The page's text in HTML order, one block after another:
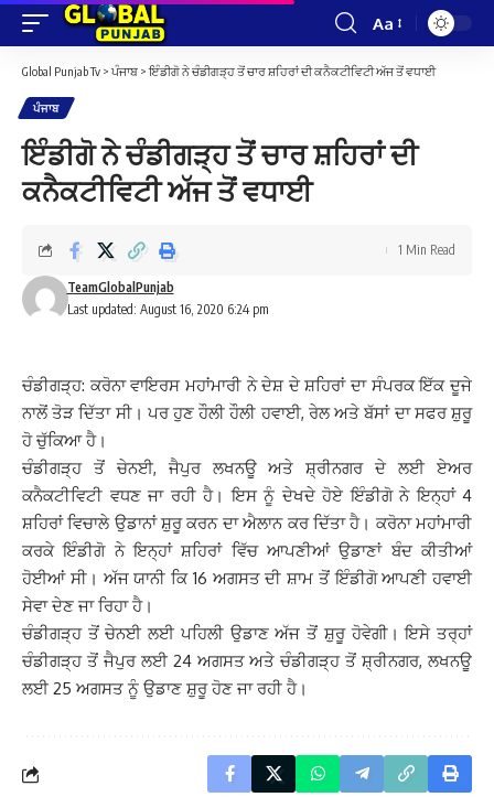
Font
Resizer
Aa
Global Punjab Tv > ਪੰਜਾਬ >ਇੰਡੀਗੋ ਨੇ ਚੰਡੀਗੜ੍ਹ ਤੋਂ ਚਾਰ ਸ਼ਹਿਰਾਂ ਦੀ ਕਨੈਕਟੀਵਿਟੀ ਅੱਜ ਤੋਂ ਵਧਾਈ
ਪੰਜਾਬ
ਇੰਡੀਗੋ ਨੇ ਚੰਡੀਗੜ੍ਹ ਤੋਂ ਚਾਰ ਸ਼ਹਿਰਾਂ ਦੀ
ਕਨੈਕਟੀਵਿਟੀ ਅੱਜ ਤੋਂ ਵਧਾਈ
Last updated: August 16, 2020 6:24 pm
TeamGlobalPunjab
1 Min Read
ਚੰਡੀਗੜ੍ਹ: ਕਰੋਨਾ ਵਾਇਰਸ ਮਹਾਂਮਾਰੀ ਨੇ ਦੇਸ਼ ਦੇ ਸ਼ਹਿਰਾਂ ਦਾ ਸੰਪਰਕ ਇੱਕ ਦੂਜੇ
ਨਾਲੋਂ ਤੋੜ ਦਿੱਤਾ ਸੀ। ਪਰ ਹੁਣ ਹੌਲੀ ਹੌਲੀ ਹਵਾਈ, ਰੇਲ ਅਤੇ ਬੱਸਾਂ ਦਾ ਸਫਰ ਸ਼ੁਰੂ
ਹੋ ਚੁੱਕਿਆ ਹੈ।
ਚੰਡੀਗੜ੍ਹ ਤੋਂ ਚੇਨਈ, ਜੈਪੁਰ ਲਖਨਊ ਅਤੇ ਸ਼੍ਰੀਨਗਰ ਦੇ ਲਈ ਏਅਰ
ਕਨੈਕਟੀਵਿਟੀ ਵਧਣ ਜਾ ਰਹੀ ਹੈ। ਇਸ ਨੂੰ ਦੇਖਦੇ ਹੋਏ ਇੰਡੀਗੋ ਨੇ ਇਨ੍ਹਾਂ 4
ਸ਼ਹਿਰਾਂ ਵਿਚਾਲੇ ਉਡਾਨਾਂ ਸ਼ੁਰੂ ਕਰਨ ਦਾ ਐਲਾਨ ਕਰ ਦਿੱਤਾ ਹੈ। ਕਰੋਨਾ ਮਹਾਂਮਾਰੀ
ਕਰਕੇ ਇੰਡੀਗੋ ਨੇ ਇਨ੍ਹਾਂ ਸ਼ਹਿਰਾਂ ਵਿੱਚ ਆਪਣੀਆਂ ਉਡਾਣਾਂ ਬੰਦ ਕੀਤੀਆਂ
ਹੋਈਆਂ ਸੀ। ਅੱਜ ਯਾਨੀ ਕਿ 16 ਅਗਸਤ ਦੀ ਸ਼ਾਮ ਤੋਂ ਇੰਡੀਗੋ ਆਪਣੀ ਹਵਾਈ
ਸੇਵਾ ਦੇਣ ਜਾ ਰਿਹਾ ਹੈ।
ਚੰਡੀਗੜ੍ਹ ਤੋਂ ਚੇਨਈ ਲਈ ਪਹਿਲੀ ਉਡਾਣ ਅੱਜ ਤੋਂ ਸ਼ੁਰੂ ਹੋਵੇਗੀ। ਇਸੇ ਤਰ੍ਹਾਂ
ਚੰਡੀਗੜ੍ਹ ਤੋਂ ਜੈਪੁਰ ਲਈ 24 ਅਗਸਤ ਅਤੇ ਚੰਡੀਗੜ੍ਹ ਤੋਂ ਸ਼੍ਰੀਨਗਰ, ਲਖਨਊ
ਲਈ 25 ਅਗਸਤ ਨੂੰ ਉਡਾਣ ਸ਼ੁਰੂ ਹੋਣ ਜਾ ਰਹੀ ਹੈ।